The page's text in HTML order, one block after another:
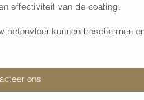
effectiviteit van de coating.
kunnen beschermen
ons